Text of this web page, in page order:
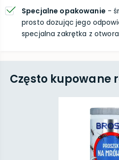
Specjalne opakowanie -
prosto dozując jego
specjalna zakrętka z
Często kupowane